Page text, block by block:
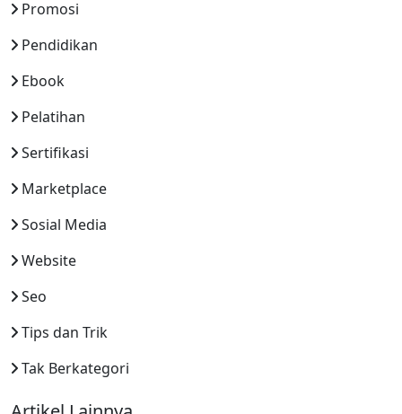
Promosi
Pendidikan
Ebook
Pelatihan
Sertifikasi
Marketplace
Sosial Media
Website
Seo
Tips dan Trik
Tak Berkategori